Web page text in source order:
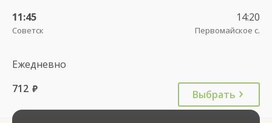
11:45
Советск
14:20
Первомайское с.
Ежедневно
712 руб. Выбрать